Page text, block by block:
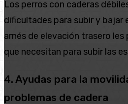
Los perros con caderas
dificultades para subir y bajar
arnés de elevación trasero
que necesitan para subir las
4. Ayudas para la
problemas de cadera